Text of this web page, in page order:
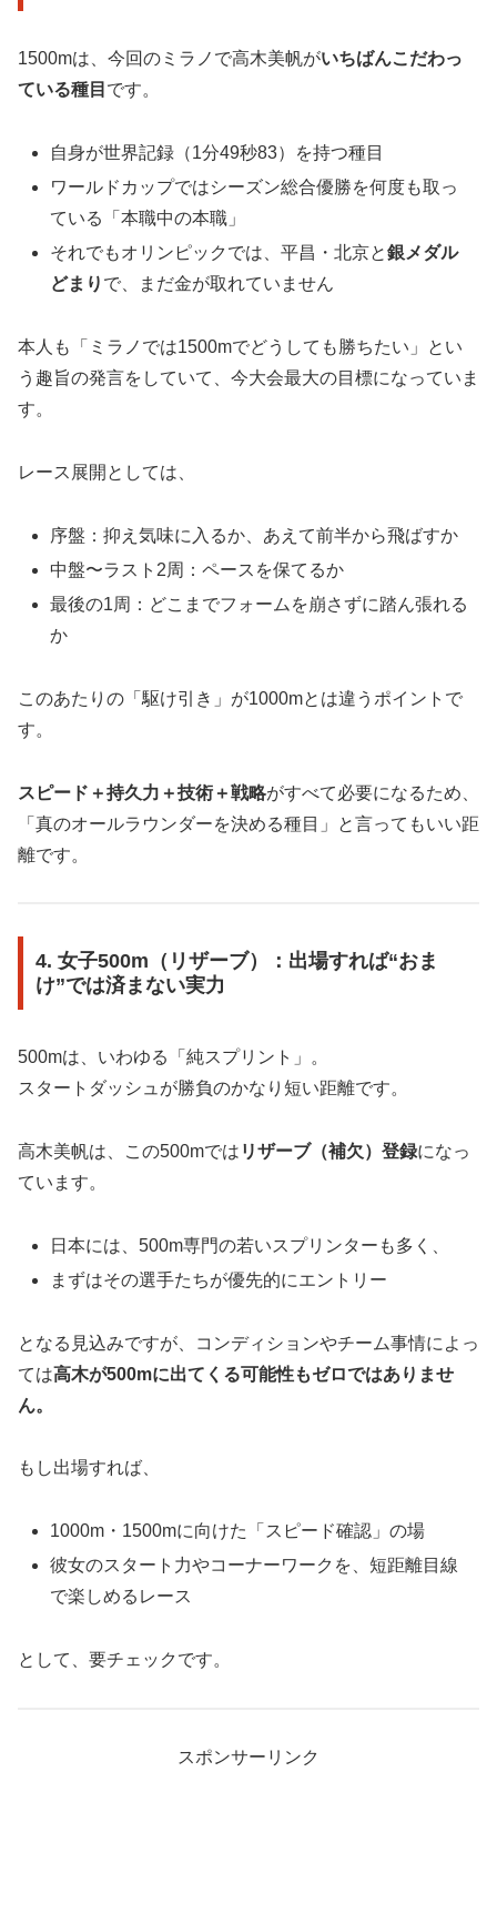
1500mは、今回のミラノで高木美帆がいちばんこだわっ
ている種目 です。
自身が世界記録（1分49秒83）を持つ種目
ワールドカップではシーズン総合優勝を何度も取っ
ている「本職中の本職」
それでもオリンピックでは、平昌・北京と銀メダル
どまり で、まだ金が取れていません
本人も「ミラノでは1500mでどうしても勝ちたい」とい
う趣旨の発言をしていて、今大会最大の目標になっていま
す。
レース展開としては、
序盤：抑え気味に入るか、あえて前半から飛ばすか
中盤〜ラスト2周：ペースを保てるか
最後の1周：どこまでフォームを崩さずに踏ん張れる
か
このあたりの「駆け引き」が1000mとは違うポイントで
す。
スピード＋持久力＋技術＋戦略がすべて必要になるため、
「真のオールラウンダーを決める種目」と言ってもいい距
離です。
4. 女子500m（リザーブ）：出場すれば“おま
け”では済まない実力
500mは、いわゆる「純スプリント」。
スタートダッシュが勝負のかなり短い距離です。
高木美帆は、この500mでは リザーブ（補欠）登録になっ
ています。
日本には、500m専門の若いスプリンターも多く、
まずはその選手たちが優先的にエントリー
となる見込みですが、コンディションやチーム事情によっ
ては高木が500mに出てくる可能性もゼロではありませ
ん。
もし出場すれば、
1000m・1500mに向けた「スピード確認」の場
彼女のスタート力やコーナーワークを、短距離目線
で楽しめるレース
として、要チェックです。
スポンサーリンク